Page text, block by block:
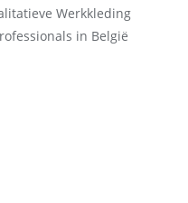
Werkkleding
in België